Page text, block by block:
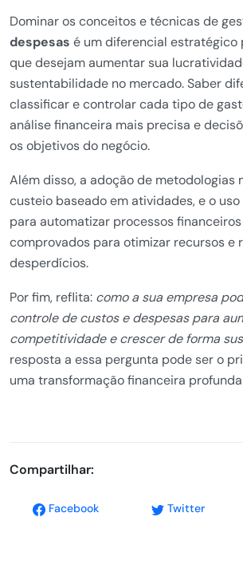
Dominar os conceitos e técnicas de
despesas é um diferencial estratégico
que desejam aumentar sua
sustentabilidade no mercado. Saber
classificar e controlar cada tipo de
análise financeira mais precisa e
os objetivos do negócio.
Além disso, a adoção de metodologias
custeio baseado em atividades, e o
para automatizar processos
comprovados para otimizar recursos e
desperdícios.
Por fim, reflita: como a sua empresa
controle de custos e despesas para
competitividade e crescer de forma
resposta a essa pergunta pode ser o
uma transformação financeira
Compartilhar:
Facebook Twitter